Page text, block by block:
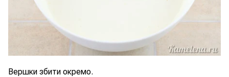
Вершки збити окремо.